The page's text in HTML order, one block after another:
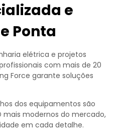
e
Ponta
elétrica e projetos
com mais de 20
Force garante soluções
dos equipamentos são
mais modernos do mercado,
em cada detalhe.